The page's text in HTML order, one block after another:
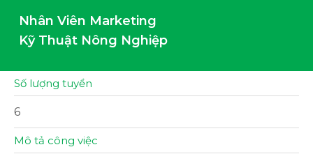
Nhân Viên Marketing
Kỹ Thuật Nông Nghiệp
Số lượng tuyển
6
Mô tả công việc